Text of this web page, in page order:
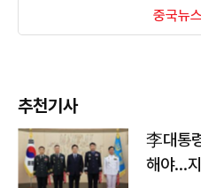
중국뉴스
추천기사
李대통
해야…